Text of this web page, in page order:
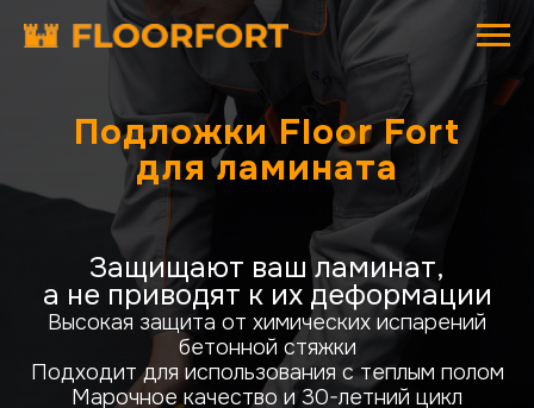
Подложки Floor Fort
для ламината
Защищают ваш ламинат,
а не приводят к их деформации
Высокая защита от химических испарений
бетонной стяжки
Подходит для использования с теплым полом
Марочное качество и 30-летний цикл